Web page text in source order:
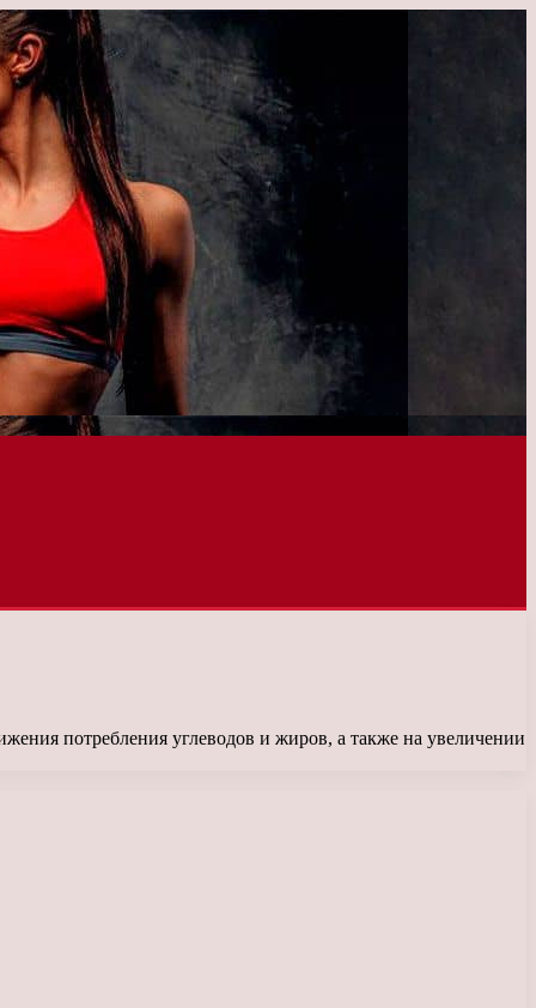
потребления углеводов и жиров, а также на увеличении